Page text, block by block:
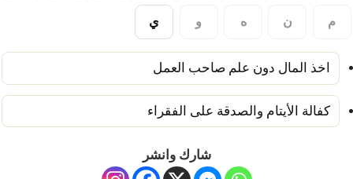
م ن ه و ي
اخذ المال دون علم صاحب العمل
كفالة الأيتام والصدقة على الفقراء
شارك وانشر